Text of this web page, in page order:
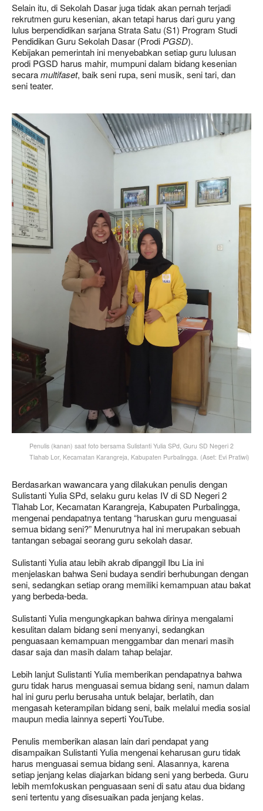
Selain itu, di Sekolah Dasar juga tidak akan pernah terjadi
rekrutmen guru kesenian, akan tetapi harus dari guru yang
lulus berpendidikan sarjana Strata Satu (S1) Program Studi
Pendidikan Guru Sekolah Dasar (Prodi PGSD).
Kebijakan pemerintah ini menyebabkan setiap guru lulusan
prodi PGSD harus mahir, mumpuni dalam bidang kesenian
secaramultifaset, baik seni rupa, seni musik, seni tari, dan
seni teater.
Penulis (kanan) saat foto bersama Sulistanti Yulia SPd, Guru SD Negeri 2
Tlahab Lor, Kecamatan Karangreja, Kabupaten Purbalingga. (Aset: Evi Pratiwi)
Berdasarkan wawancara yang dilakukan penulis dengan
Sulistanti Yulia SPd, selaku guru kelas IV di SD Negeri 2
Tlahab Lor, Kecamatan Karangreja, Kabupaten Purbalingga,
mengenai pendapatnya tentang “haruskan guru menguasai
semua bidang seni?” Menurutnya hal ini merupakan sebuah
tantangan sebagai seorang guru sekolah dasar.
Sulistanti Yulia atau lebih akrab dipanggil Ibu Lia ini
menjelaskan bahwa Seni budaya sendiri berhubungan dengan
seni, sedangkan setiap orang memiliki kemampuan atau bakat
yang berbeda-beda.
Sulistanti Yulia mengungkapkan bahwa dirinya mengalami
kesulitan dalam bidang seni menyanyi, sedangkan
penguasaan kemampuan menggambar dan menari masih
dasar saja dan masih dalam tahap belajar.
Lebih lanjut Sulistanti Yulia memberikan pendapatnya bahwa
guru tidak harus menguasai semua bidang seni, namun dalam
hal ini guru perlu berusaha untuk belajar, berlatih, dan
mengasah keterampilan bidang seni, baik melalui media sosial
maupun media lainnya seperti YouTube.
Penulis memberikan alasan lain dari pendapat yang
disampaikan Sulistanti Yulia mengenai keharusan guru tidak
harus menguasai semua bidang seni. Alasannya, karena
setiap jenjang kelas diajarkan bidang seni yang berbeda. Guru
lebih memfokuskan penguasaan seni di satu atau dua bidang
seni tertentu yang disesuaikan pada jenjang kelas.